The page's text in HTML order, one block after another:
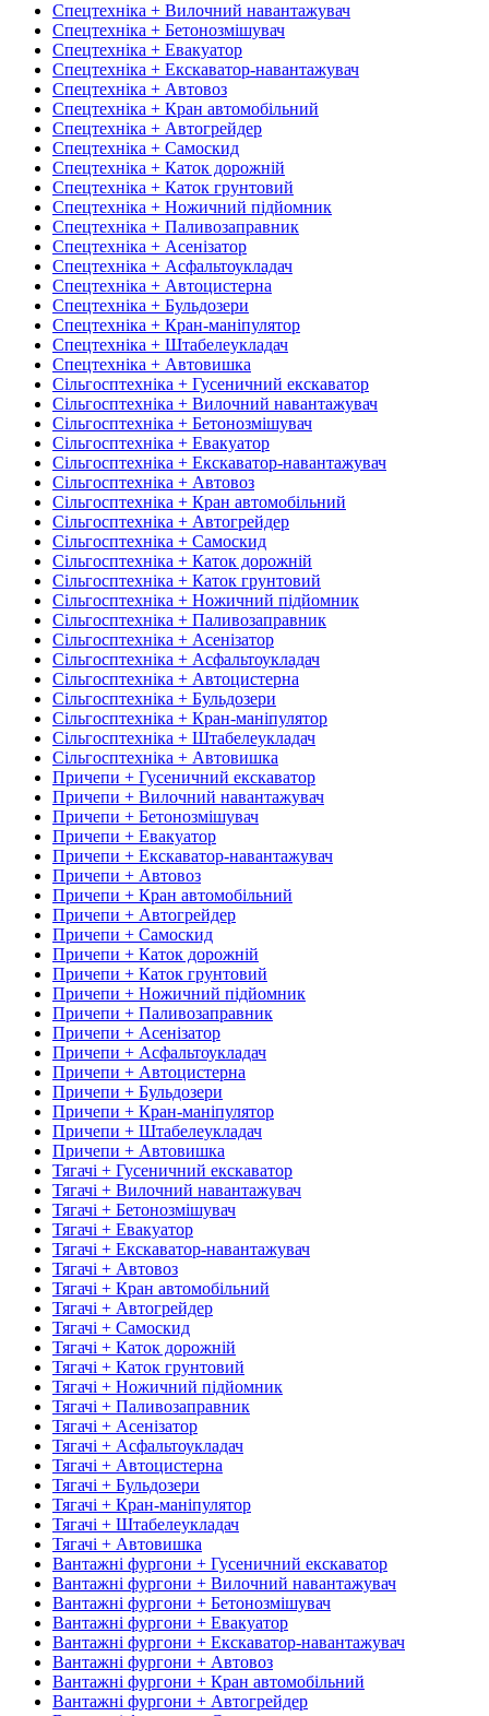
Спецтехніка + Вилочний навантажувач
Спецтехніка + Бетонозмішувач
Спецтехніка + Евакуатор
Спецтехніка + Екскаватор-навантажувач
Спецтехніка + Автовоз
Спецтехніка + Кран автомобільний
Спецтехніка + Автогрейдер
Спецтехніка + Самоскид
Спецтехніка + Каток дорожній
Спецтехніка + Каток грунтовий
Спецтехніка + Ножичний підйомник
Спецтехніка + Паливозаправник
Спецтехніка + Асенізатор
Спецтехніка + Асфальтоукладач
Спецтехніка + Автоцистерна
Спецтехніка + Бульдозери
Спецтехніка + Кран-маніпулятор
Спецтехніка + Штабелеукладач
Спецтехніка + Автовишка
Сільгосптехніка + Гусеничний екскаватор
Сільгосптехніка + Вилочний навантажувач
Сільгосптехніка + Бетонозмішувач
Сільгосптехніка + Евакуатор
Сільгосптехніка + Екскаватор-навантажувач
Сільгосптехніка + Автовоз
Сільгосптехніка + Кран автомобільний
Сільгосптехніка + Автогрейдер
Сільгосптехніка + Самоскид
Сільгосптехніка + Каток дорожній
Сільгосптехніка + Каток грунтовий
Сільгосптехніка + Ножичний підйомник
Сільгосптехніка + Паливозаправник
Сільгосптехніка + Асенізатор
Сільгосптехніка + Асфальтоукладач
Сільгосптехніка + Автоцистерна
Сільгосптехніка + Бульдозери
Сільгосптехніка + Кран-маніпулятор
Сільгосптехніка + Штабелеукладач
Сільгосптехніка + Автовишка
Причепи + Гусеничний екскаватор
Причепи + Вилочний навантажувач
Причепи + Бетонозмішувач
Причепи + Евакуатор
Причепи + Екскаватор-навантажувач
Причепи + Автовоз
Причепи + Кран автомобільний
Причепи + Автогрейдер
Причепи + Самоскид
Причепи + Каток дорожній
Причепи + Каток грунтовий
Причепи + Ножичний підйомник
Причепи + Паливозаправник
Причепи + Асенізатор
Причепи + Асфальтоукладач
Причепи + Автоцистерна
Причепи + Бульдозери
Причепи + Кран-маніпулятор
Причепи + Штабелеукладач
Причепи + Автовишка
Тягачі + Гусеничний екскаватор
Тягачі + Вилочний навантажувач
Тягачі + Бетонозмішувач
Тягачі + Евакуатор
Тягачі + Екскаватор-навантажувач
Тягачі + Автовоз
Тягачі + Кран автомобільний
Тягачі + Автогрейдер
Тягачі + Самоскид
Тягачі + Каток дорожній
Тягачі + Каток грунтовий
Тягачі + Ножичний підйомник
Тягачі + Паливозаправник
Тягачі + Асенізатор
Тягачі + Асфальтоукладач
Тягачі + Автоцистерна
Тягачі + Бульдозери
Тягачі + Кран-маніпулятор
Тягачі + Штабелеукладач
Тягачі + Автовишка
Вантажні фургони + Гусеничний екскаватор
Вантажні фургони + Вилочний навантажувач
Вантажні фургони + Бетонозмішувач
Вантажні фургони + Евакуатор
Вантажні фургони + Екскаватор-навантажувач
Вантажні фургони + Автовоз
Вантажні фургони + Кран автомобільний
Вантажні фургони + Автогрейдер